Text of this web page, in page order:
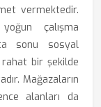
vermektedir.
çalışma
sonu sosyal
rahat bir şekilde
Mağazaların
alanları da